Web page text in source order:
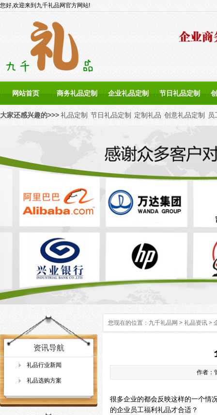
网站首页 商务礼品定制 企业礼品定制 节日礼品定制
您好,欢迎来到九千礼品网官方网站!
大家还感兴趣的>>>礼品定制 节日礼品定制 定制礼品 创意礼品定制 员
您现在的位置： 九千礼品网 > 礼品资讯 >
资讯导航
礼品行业新闻
礼品选购方案
作者：
很多企业的都会反映这样的一个情
的企业员工福利礼品才合适？